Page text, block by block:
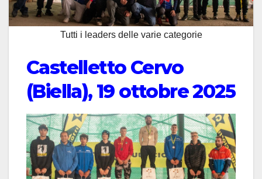
Tutti i leaders delle varie categorie
Castelletto Cervo
(Biella), 19 ottobre 2025